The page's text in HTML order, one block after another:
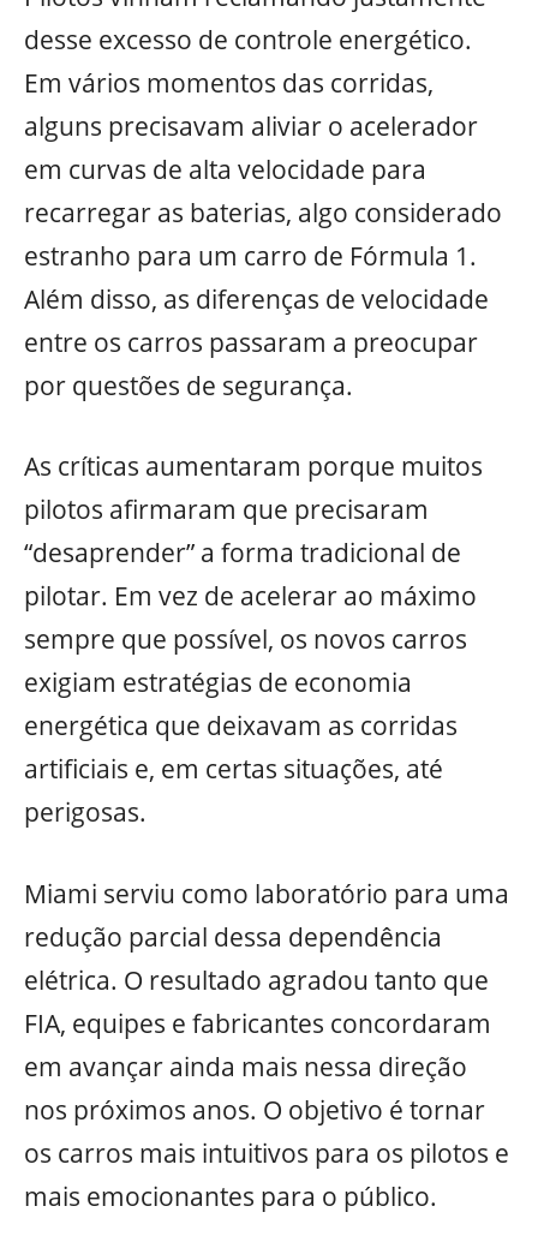
desse excesso de controle energético.
Em vários momentos das corridas,
alguns precisavam aliviar o acelerador
em curvas de alta velocidade para
recarregar as baterias, algo considerado
estranho para um carro de Fórmula 1.
Além disso, as diferenças de velocidade
entre os carros passaram a preocupar
por questões de segurança.
As críticas aumentaram porque muitos
pilotos afirmaram que precisaram
“desaprender” a forma tradicional de
pilotar. Em vez de acelerar ao máximo
sempre que possível, os novos carros
exigiam estratégias de economia
energética que deixavam as corridas
artificiais e, em certas situações, até
perigosas.
Miami serviu como laboratório para uma
redução parcial dessa dependência
elétrica. O resultado agradou tanto que
FIA, equipes e fabricantes concordaram
em avançar ainda mais nessa direção
nos próximos anos. O objetivo é tornar
os carros mais intuitivos para os pilotos e
mais emocionantes para o público.